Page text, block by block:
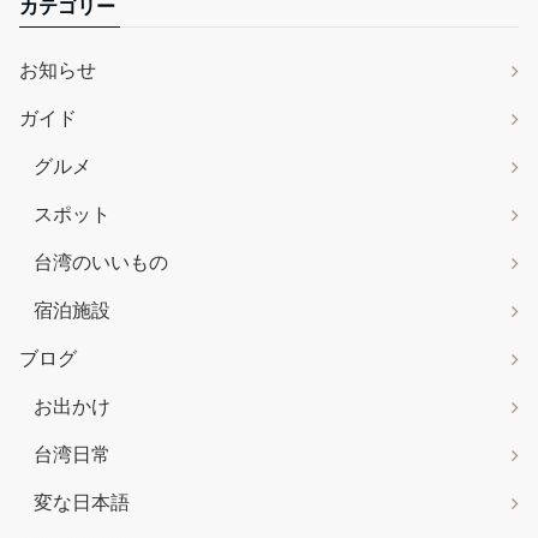
カテゴリー
お知らせ
ガイド
グルメ
スポット
台湾のいいもの
宿泊施設
ブログ
お出かけ
台湾日常
変な日本語